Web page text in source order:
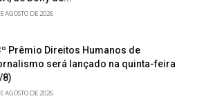
AGOSTO DE 2026
Prêmio Direitos Humanos de
será lançado na quinta-feira
8)
AGOSTO DE 2026